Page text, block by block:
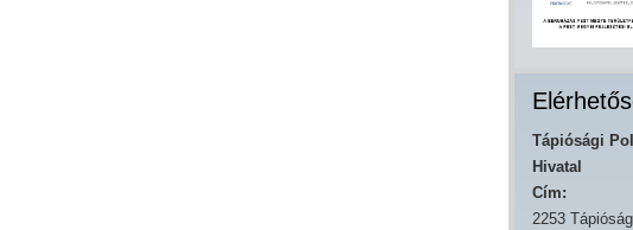
Tápiósági
Hivatal
Cím:
2253